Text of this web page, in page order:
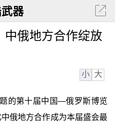
器
中俄地方合作绽放
小 大
的第十届中国—俄罗斯博览
俄地方合作成为本届盛会最